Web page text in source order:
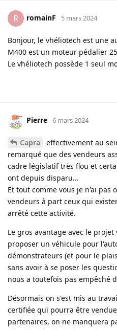
R romainF 5 mars 2024
Bonjour, le vhéliotech est une
M400 est un moteur pédalier
Le vhéliotech possède 1 seul
Pierre 6 mars 2024
Capra
effectivement au
remarqué que des vendeurs
cadre législatif très flou et
ont depuis disparu...
Et tout comme vous je n'ai pas
vendeurs à part ceux qui
arrêté cette activité.
Le gros avantage avec le
proposer un véhicule pour
démonstrateurs (et pour le
sans avoir à se poser les
nous a toutefois pas empêché
Désormais on s'est mis au
certifiée qui pourra être
partenaires, on ne manquera